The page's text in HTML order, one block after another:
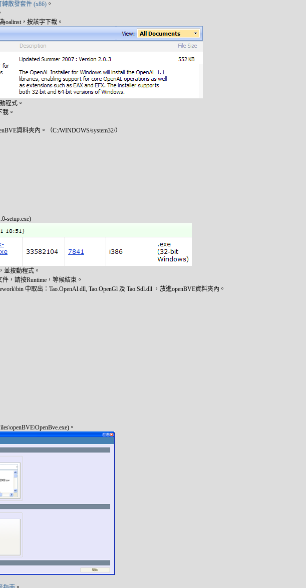
轉散發套件 (x86) 。
oalinst，按該字下載。
程式。
。
資料夾內。（C:/WINDOWS/system32/）
setup.exe)
並按動程式。
，請按Runtime，等候結束。
中取出：Tao.OpenAl.dll, Tao.OpenGl 及 Tao.Sdl.dll ，放進openBVE資料夾內。
。